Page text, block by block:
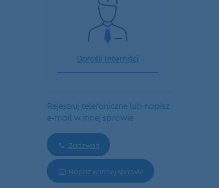
Dorośli Interniści
Rejestruj telefoniczne lub napisz
e-mail w innej sprawie
Zadzwoń
Napisz w innej sprawie